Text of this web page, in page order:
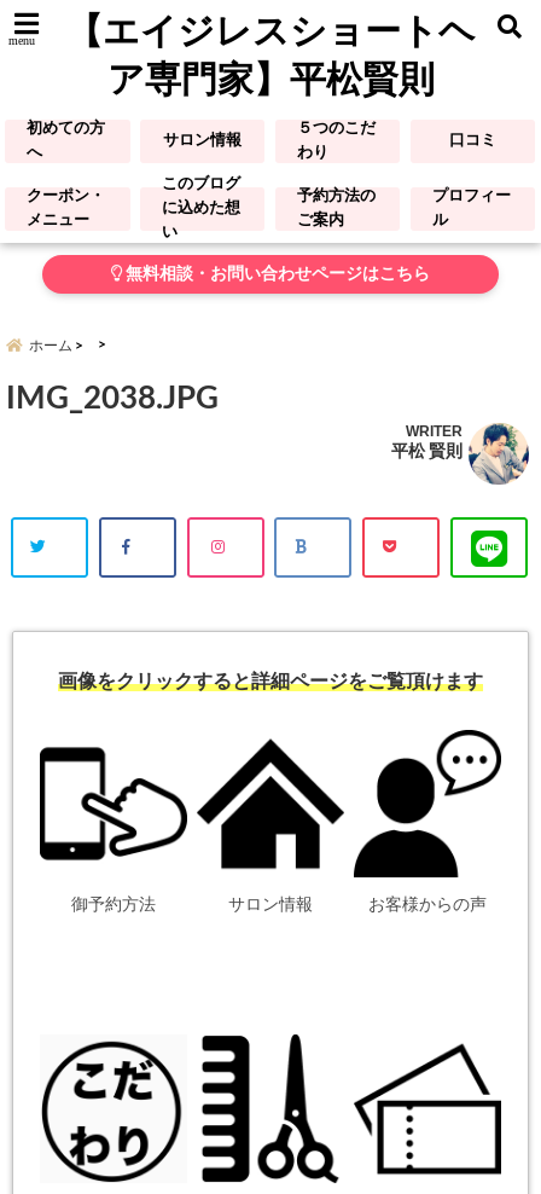
menu
【エイジレスショートヘ
ア専門家】平松賢則
初めての方
へ
サロン情報
５つのこだ
わり
口コミ
クーポン・
メニュー
このブログ
に込めた想
い
予約方法の
ご案内
プロフィー
ル
無料相談・お問い合わせページはこちら
ホーム
IMG_2038.JPG
WRITER
平松 賢則
画像をクリックすると詳細ページをご覧頂けます
御予約方法 サロン情報 お客様からの声